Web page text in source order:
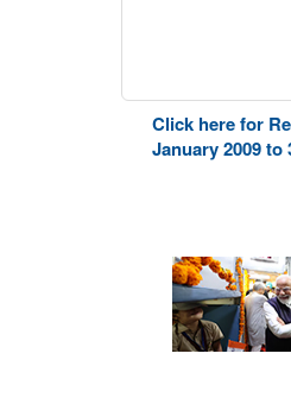
Click here for
January 2009 to